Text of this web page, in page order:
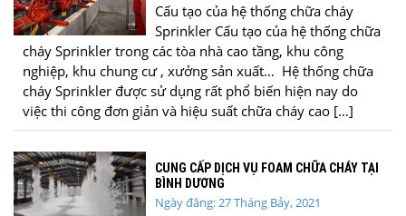
Cấu tạo của hệ thống chữa cháy
Sprinkler Cấu tạo của hệ thống chữa
cháy Sprinkler trong các tòa nhà cao tầng, khu công
nghiệp, khu chung cư , xưởng sản xuất… Hệ thống chữa
cháy Sprinkler được sử dụng rất phổ biến hiện nay do
việc thi công đơn giản và hiệu suất chữa cháy cao […]
CUNG CẤP DỊCH VỤ FOAM CHỮA CHÁY TẠI
BÌNH DƯƠNG
Ngày đăng: 27 Tháng Bảy, 2021